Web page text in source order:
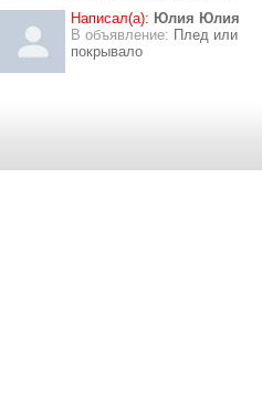
Написал(а): Юлия Юлия
В объявление: Плед или
покрывало